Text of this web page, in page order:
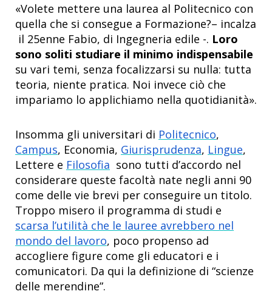
«Volete mettere una laurea al Politecnico con
quella che si consegue a Formazione?– incalza
il 25enne Fabio, di Ingegneria edile -. Loro
sono soliti studiare il minimo indispensabile
su vari temi, senza focalizzarsi su nulla: tutta
teoria, niente pratica. Noi invece ciò che
impariamo lo applichiamo nella quotidianità».
Insomma gli universitari di Politecnico,
Campus, Economia, Giurisprudenza, Lingue,
Lettere e Filosofia sono tutti d’accordo nel
considerare queste facoltà nate negli anni 90
come delle vie brevi per conseguire un titolo.
Troppo misero il programma di studi e
scarsa l’utilità che le lauree avrebbero nel
mondo del lavoro, poco propenso ad
accogliere figure come gli educatori e i
comunicatori. Da qui la definizione di “scienze
delle merendine”.